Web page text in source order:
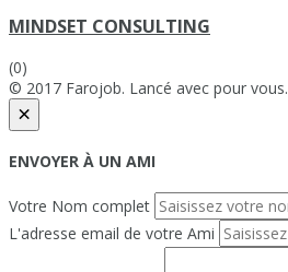
MINDSET CONSULTING
(0)
© 2017 Farojob. Lancé avec pour vous.
×
ENVOYER À UN AMI
Votre Nom complet
L'adresse email de votre Ami